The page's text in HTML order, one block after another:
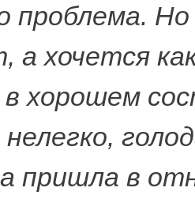
проблема.
а хочется
хорошем
нелегко,
пришла в